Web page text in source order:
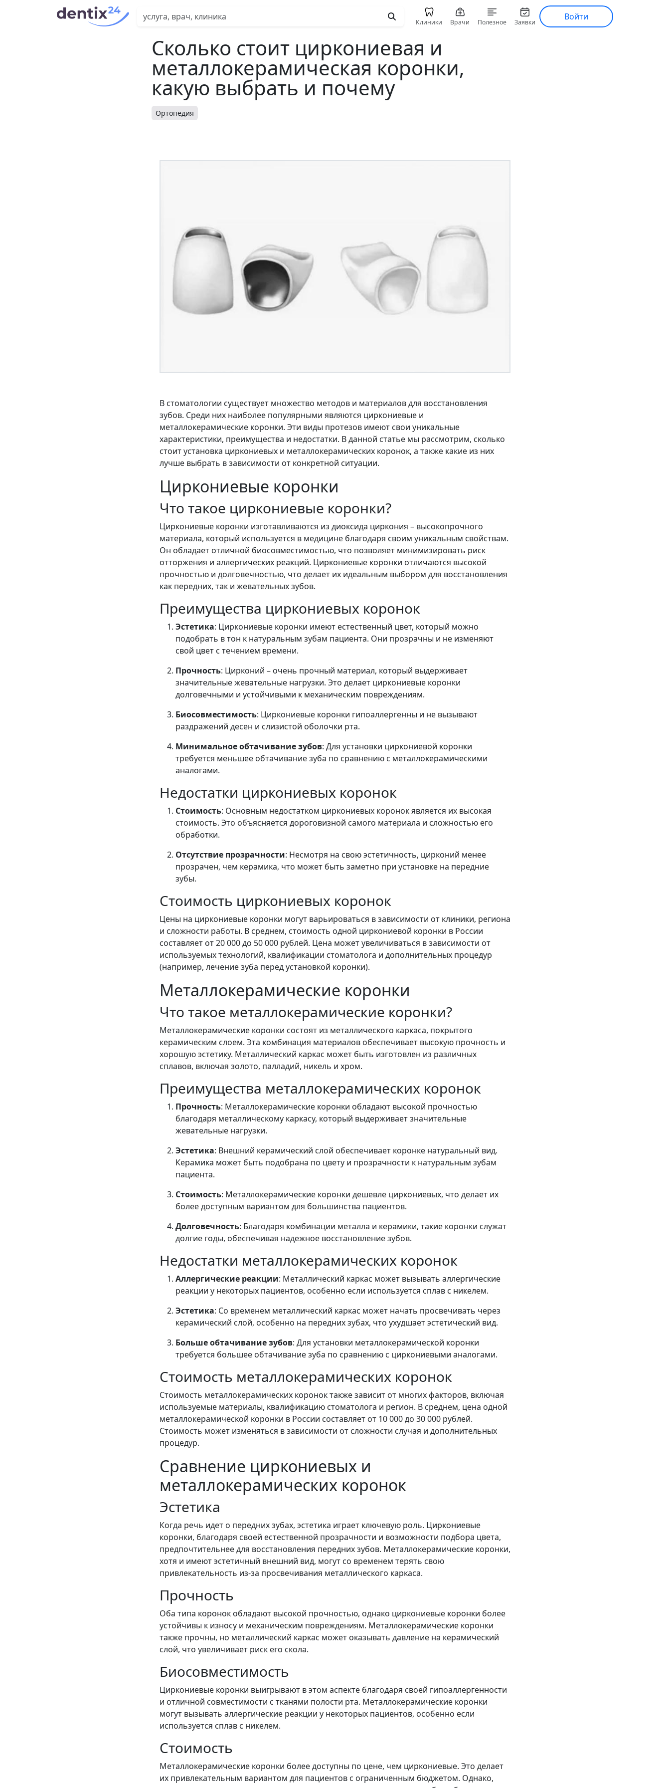
Клиники Врачи Полезное Заявки
Войти
Сколько стоит циркониевая и
металлокерамическая коронки,
какую выбрать и почему
Ортопедия
В стоматологии существует множество методов и материалов для восстановления
зубов. Среди них наиболее популярными являются циркониевые и
металлокерамические коронки. Эти виды протезов имеют свои уникальные
характеристики, преимущества и недостатки. В данной статье мы рассмотрим, сколько
стоит установка циркониевых и металлокерамических коронок, а также какие из них
лучше выбрать в зависимости от конкретной ситуации.
Циркониевые коронки
Что такое циркониевые коронки?
Циркониевые коронки изготавливаются из диоксида циркония – высокопрочного
материала, который используется в медицине благодаря своим уникальным свойствам.
Он обладает отличной биосовместимостью, что позволяет минимизировать риск
отторжения и аллергических реакций. Циркониевые коронки отличаются высокой
прочностью и долговечностью, что делает их идеальным выбором для восстановления
как передних, так и жевательных зубов.
Преимущества циркониевых коронок
Эстетика: Циркониевые коронки имеют естественный цвет, который можно
подобрать в тон к натуральным зубам пациента. Они прозрачны и не изменяют
свой цвет с течением времени.
Прочность: Цирконий – очень прочный материал, который выдерживает
значительные жевательные нагрузки. Это делает циркониевые коронки
долговечными и устойчивыми к механическим повреждениям.
Биосовместимость: Циркониевые коронки гипоаллергенны и не вызывают
раздражений десен и слизистой оболочки рта.
Минимальное обтачивание зубов: Для установки циркониевой коронки
требуется меньшее обтачивание зуба по сравнению с металлокерамическими
аналогами.
Недостатки циркониевых коронок
Стоимость: Основным недостатком циркониевых коронок является их высокая
стоимость. Это объясняется дороговизной самого материала и сложностью его
обработки.
Отсутствие прозрачности: Несмотря на свою эстетичность, цирконий менее
прозрачен, чем керамика, что может быть заметно при установке на передние
зубы.
Стоимость циркониевых коронок
Цены на циркониевые коронки могут варьироваться в зависимости от клиники, региона
и сложности работы. В среднем, стоимость одной циркониевой коронки в России
составляет от 20 000 до 50 000 рублей. Цена может увеличиваться в зависимости от
используемых технологий, квалификации стоматолога и дополнительных процедур
(например, лечение зуба перед установкой коронки).
Металлокерамические коронки
Что такое металлокерамические коронки?
Металлокерамические коронки состоят из металлического каркаса, покрытого
керамическим слоем. Эта комбинация материалов обеспечивает высокую прочность и
хорошую эстетику. Металлический каркас может быть изготовлен из различных
сплавов, включая золото, палладий, никель и хром.
Преимущества металлокерамических коронок
Прочность: Металлокерамические коронки обладают высокой прочностью
благодаря металлическому каркасу, который выдерживает значительные
жевательные нагрузки.
Эстетика: Внешний керамический слой обеспечивает коронке натуральный вид.
Керамика может быть подобрана по цвету и прозрачности к натуральным зубам
пациента.
Стоимость: Металлокерамические коронки дешевле циркониевых, что делает их
более доступным вариантом для большинства пациентов.
Долговечность: Благодаря комбинации металла и керамики, такие коронки служат
долгие годы, обеспечивая надежное восстановление зубов.
Недостатки металлокерамических коронок
Аллергические реакции: Металлический каркас может вызывать аллергические
реакции у некоторых пациентов, особенно если используется сплав с никелем.
Эстетика: Со временем металлический каркас может начать просвечивать через
керамический слой, особенно на передних зубах, что ухудшает эстетический вид.
Больше обтачивание зубов: Для установки металлокерамической коронки
требуется большее обтачивание зуба по сравнению с циркониевыми аналогами.
Стоимость металлокерамических коронок
Стоимость металлокерамических коронок также зависит от многих факторов, включая
используемые материалы, квалификацию стоматолога и регион. В среднем, цена одной
металлокерамической коронки в России составляет от 10 000 до 30 000 рублей.
Стоимость может изменяться в зависимости от сложности случая и дополнительных
процедур.
Сравнение циркониевых и
металлокерамических коронок
Эстетика
Когда речь идет о передних зубах, эстетика играет ключевую роль. Циркониевые
коронки, благодаря своей естественной прозрачности и возможности подбора цвета,
предпочтительнее для восстановления передних зубов. Металлокерамические коронки,
хотя и имеют эстетичный внешний вид, могут со временем терять свою
привлекательность из-за просвечивания металлического каркаса.
Прочность
Оба типа коронок обладают высокой прочностью, однако циркониевые коронки более
устойчивы к износу и механическим повреждениям. Металлокерамические коронки
также прочны, но металлический каркас может оказывать давление на керамический
слой, что увеличивает риск его скола.
Биосовместимость
Циркониевые коронки выигрывают в этом аспекте благодаря своей гипоаллергенности
и отличной совместимости с тканями полости рта. Металлокерамические коронки
могут вызывать аллергические реакции у некоторых пациентов, особенно если
используется сплав с никелем.
Стоимость
Металлокерамические коронки более доступны по цене, чем циркониевые. Это делает
их привлекательным вариантом для пациентов с ограниченным бюджетом. Однако,